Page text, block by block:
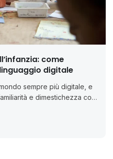
come
digitale
sempre più digitale, e
e dimestichezza con